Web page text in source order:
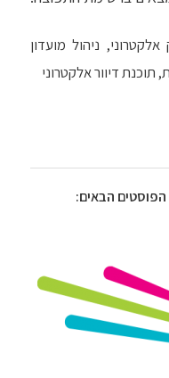
אלקטרוני, ניהול מועדון
, תוכנת דיוור אלקטרוני
הפוסטים הבאים: